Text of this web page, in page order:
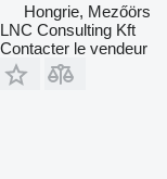
Hongrie, Mezőörs
LNC Consulting Kft
Contacter le vendeur